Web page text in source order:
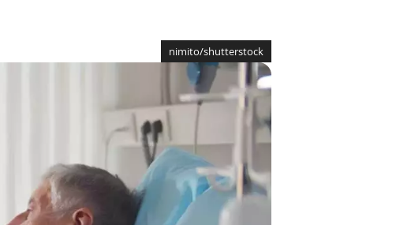
nimito/shutterstock